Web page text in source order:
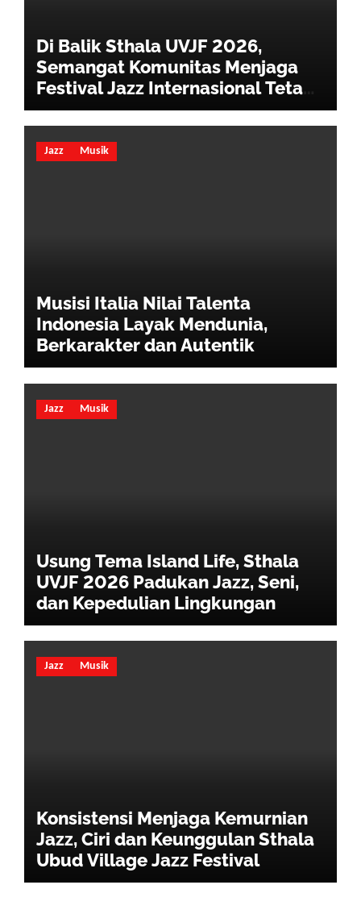
Di Balik Sthala UVJF 2026,
Semangat Komunitas Menjaga
Festival Jazz Internasional Tetap
Hidup
Jazz Musik
Musisi Italia Nilai Talenta
Indonesia Layak Mendunia,
Berkarakter dan Autentik
Jazz Musik
Usung Tema Island Life, Sthala
UVJF 2026 Padukan Jazz, Seni,
dan Kepedulian Lingkungan
Jazz Musik
Konsistensi Menjaga Kemurnian
Jazz, Ciri dan Keunggulan Sthala
Ubud Village Jazz Festival